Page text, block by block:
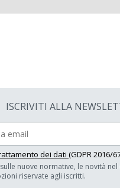
ISCRIVITI ALLA
dei dati (GDPR 2016/
nuove normative, le novità
riservate agli iscritti.